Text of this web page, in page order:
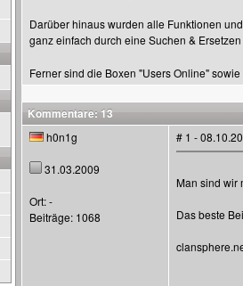
Darüber hinaus wurden alle Funktionen
ganz einfach durch eine Suchen &
Ferner sind die Boxen "Users Online"
Kommentare: 13
h0n1g
31.03.2009
Ort: -
Beiträge: 1068
# 1 -
Man sind wir
Das beste